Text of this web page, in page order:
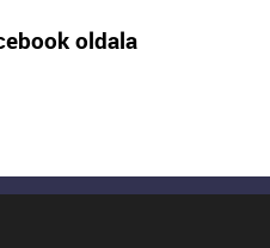
oldala